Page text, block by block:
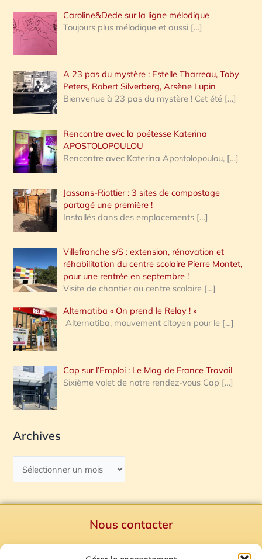
Caroline&Dede sur la ligne mélodique
Toujours plus mélodique et aussi […]
A 23 pas du mystère : Estelle Tharreau, Toby
Peters, Robert Silverberg, Arsène Lupin
Bienvenue à 23 pas du mystère ! Cet été […]
Rencontre avec la poétesse Katerina
APOSTOLOPOULOU
Rencontre avec Katerina Apostolopoulou, […]
Jassans-Riottier : 3 sites de compostage
partagé une première !
Installés dans des emplacements […]
Villefranche s/S : extension, rénovation et
réhabilitation du centre scolaire Pierre Montet,
pour une rentrée en septembre !
Visite de chantier au centre scolaire […]
Alternatiba « On prend le Relay ! »
Alternatiba, mouvement citoyen pour le […]
Cap sur l’Emploi : Le Mag de France Travail
Sixième volet de notre rendez-vous Cap […]
Archives
Nous contacter